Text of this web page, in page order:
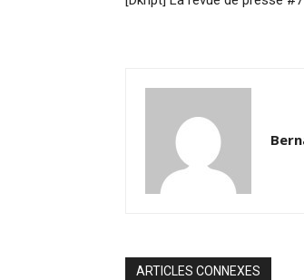
ARTICLES CONNEXES